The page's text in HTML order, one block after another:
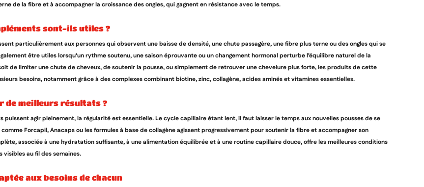
de la fibre et à accompagner la croissance des ongles, qui gagnent en résistance avec le temps.
sont-ils utiles ?
particulièrement aux personnes qui observent une baisse de densité, une chute passagère, une fibre plus terne ou des ongles qui se
être utiles lorsqu’un rythme soutenu, une saison éprouvante ou un changement hormonal perturbe l’équilibre naturel de la
de limiter une chute de cheveux, de soutenir la pousse, ou simplement de retrouver une chevelure plus forte, les produits de cette
besoins, notamment grâce à des complexes combinant biotine, zinc, collagène, acides aminés et vitamines essentielles.
de meilleurs résultats ?
puissent agir pleinement, la régularité est essentielle. Le cycle capillaire étant lent, il faut laisser le temps aux nouvelles pousses de se
Forcapil, Anacaps ou les formules à base de collagène agissent progressivement pour soutenir la fibre et accompagner son
associée à une hydratation suffisante, à une alimentation équilibrée et à une routine capillaire douce, offre les meilleures conditions
au fil des semaines.
aux besoins de chacun